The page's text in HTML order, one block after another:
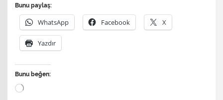
Bunu paylaş:
WhatsApp Facebook X
Yazdır
Bunu beğen:
Yükleniyor...